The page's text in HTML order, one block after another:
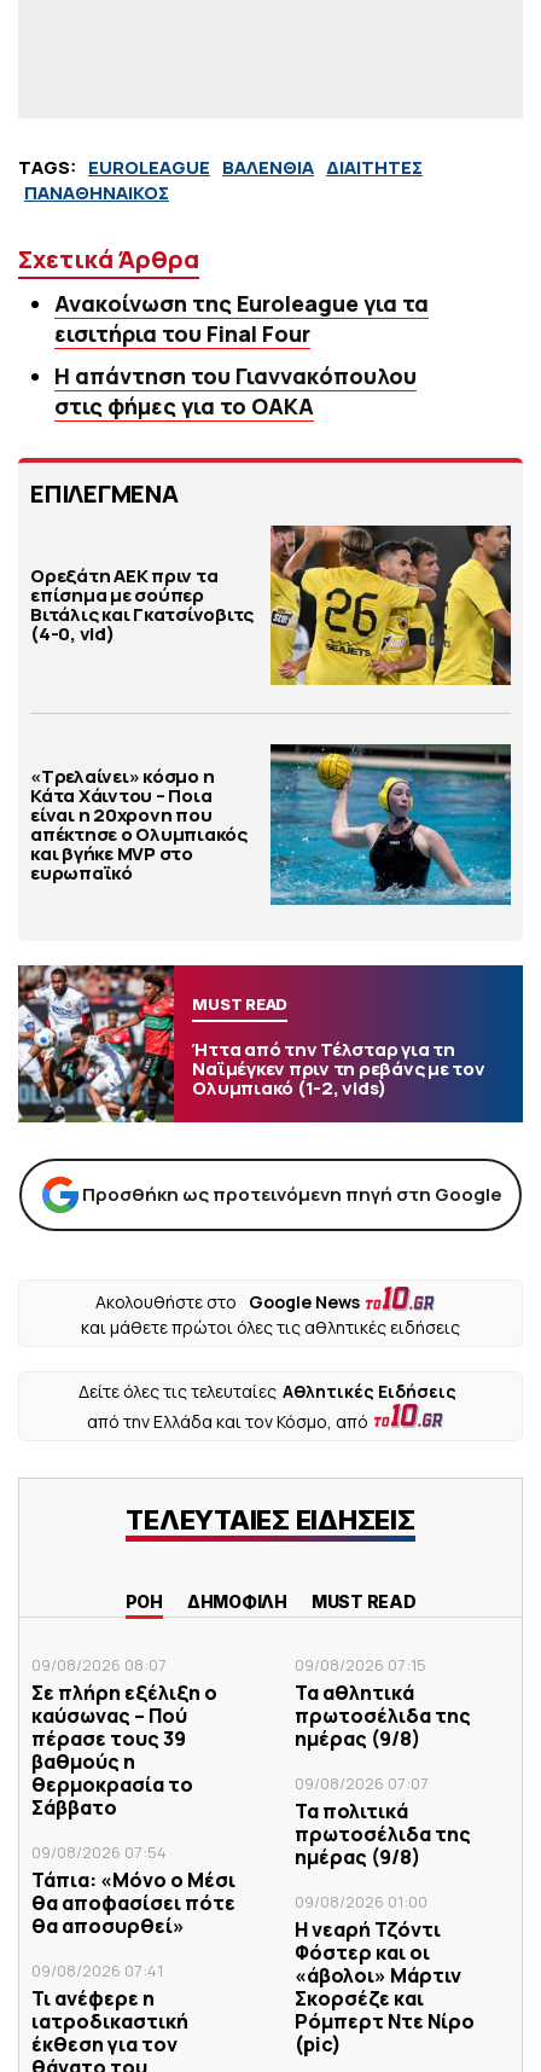
TAGS: EUROLEAGUE ΒΑΛΕΝΘΙΑ ΔΙΑΙΤΗΤΕΣ
ΠΑΝΑΘΗΝΑΙΚΟΣ
Σχετικά Άρθρα
Ανακοίνωση της Euroleague για τα
εισιτήρια του Final Four
Η απάντηση του Γιαννακόπουλου
στις φήμες για το ΟΑΚΑ
ΕΠΙΛΕΓΜΕΝΑ
Ορεξάτη ΑΕΚ πριν τα
επίσημα με σούπερ
Βιτάλις και Γκατσίνοβιτς
(4-0, vid)
«Τρελαίνει» κόσμο η
Κάτα Χάιντου – Ποια
είναι η 20χρονη που
απέκτησε ο Ολυμπιακός
και βγήκε MVP στο
ευρωπαϊκό
MUST READ
Ήττα από την Τέλσταρ για τη
Ναϊμέγκεν πριν τη ρεβάνς με τον
Ολυμπιακό (1-2, vids)
Προσθήκη ως προτεινόμενη πηγή στη Google
Ακολουθήστε στο
Google News
και μάθετε πρώτοι όλες τις αθλητικές ειδήσεις
Δείτε όλες τις τελευταίες Αθλητικές Ειδήσεις
από την Ελλάδα και τον Κόσμο, από
ΤΕΛΕΥΤΑΙΕΣ ΕΙΔΗΣΕΙΣ
ΡΟΗ ΔΗΜΟΦΙΛΗ MUST READ
09/08/2026 08:07
Σε πλήρη εξέλιξη ο
καύσωνας – Πού
πέρασε τους 39
βαθμούς η
θερμοκρασία το
Σάββατο
09/08/2026 07:54
Τάπια: «Μόνο ο Μέσι
θα αποφασίσει πότε
θα αποσυρθεί»
09/08/2026 07:41
Τι ανέφερε η
ιατροδικαστική
έκθεση για τον
09/08/2026 07:15
Τα αθλητικά
πρωτοσέλιδα της
ημέρας (9/8)
09/08/2026 07:07
Τα πολιτικά
πρωτοσέλιδα της
ημέρας (9/8)
09/08/2026 01:00
Η νεαρή Τζόντι
Φόστερ και οι
«άβολοι» Μάρτιν
Σκορσέζε και
Ρόμπερτ Ντε Νίρο
(pic)